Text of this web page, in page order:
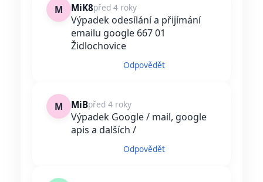
M MiK8před 4 roky
Výpadek odesílání a přijímání
emailu google 667 01
Židlochovice
Odpovědět
M MiBpřed 4 roky
Výpadek Google / mail, google
apis a dalších /
Odpovědět